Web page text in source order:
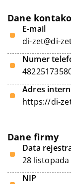
Dane
E-mail
di-zet@di-
Numer
Adres
https://di-
Dane firmy
Data
28 listopada
NIP